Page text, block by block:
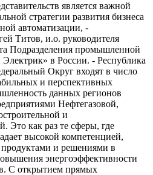
является важной
стратегии развития бизнеса
автоматизации, -
Титов, и.о. руководителя
Подразделения промышленной
в России. - Республика
Округ входят в число
и перспективных
данных регионов
Нефтегазовой,
и
Это как раз те сферы, где
высокой компетенцией,
и решениями в
энергоэффективности
С открытием прямых